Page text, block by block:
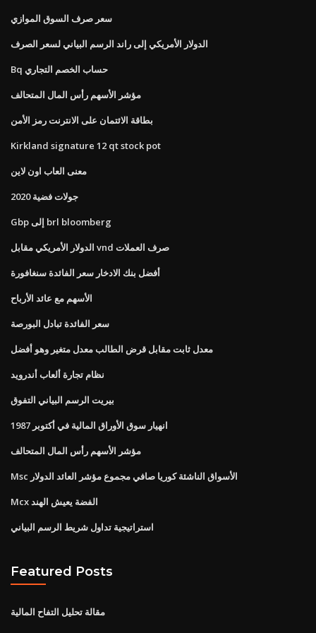
سعر صرف السوق الموازي
الدولار الأمريكي إلى راند الرسم البياني لسعر الصرف
Bq حساب الخصم التجاري
مؤشر الأسهم رأس المال المتحالف
بطاقة الائتمان على الانترنت رمز الأمن
Kirkland signature 12 qt stock pot
معنى العاب اون لاين
جولات فضية 2020
Gbp إلى brl bloomberg
الدولار الأمريكي مقابل vnd صرف العملات
أفضل بنك الادخار سعر الفائدة سنغافورة
الأسهم مع عائد الأرباح
سعر الفائدة تبادل البورصة
معدل ثابت مقابل قرض الطالب معدل متغير وهو أفضل
نظام تجارة ألعاب أندرويد
بيريت الرسم البياني التفوق
انهيار سوق الأوراق المالية في أكتوبر 1987
مؤشر الأسهم رأس المال المتحالف
Msc الأسواق الناشئة كوريا صافي مجموع مؤشر العائد الدولار
Mcx الفضة يعيش الهند
استراتيجية تداول شريط الرسم البياني
Featured Posts
مقالة تحليل التفاح المالية